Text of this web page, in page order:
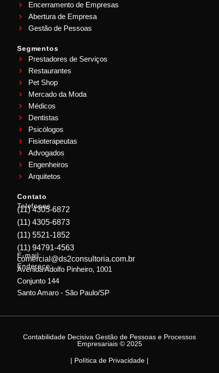
Encerramento de Empresas
Abertura de Empresa
Gestão de Pessoas
Segmentos
Prestadores de Serviços
Restaurantes
Pet Shop
Mercado da Moda
Médicos
Dentistas
Psicólogos
Fisioterapeutas
Advogados
Engenheiros
Arquitetos
Contato
Telefones
(11) 4305-6872
(11) 4305-6873
(11) 5521-1852
(11) 94791-4563
E-mail:
comercial@ds2consultoria.com.br
Endereço:
Avenida Adolfo Pinheiro, 1001
Conjunto 144
Santo Amaro - São Paulo/SP
Contabilidade Decisiva Gestão de Pessoas e Processos
Empresariais © 2025
| Política de Privacidade |